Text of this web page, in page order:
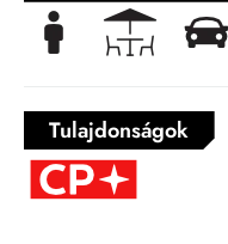
Tulajdonságok